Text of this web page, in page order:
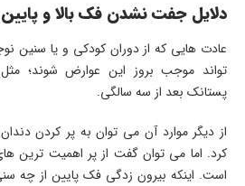
دلایل جفت نشدن فک بالا و پایین
عادت هایی که از دوران کودکی و یا سنین
تواند موجب بروز این عوارض شوند؛
پستانک بعد از سه سالگی.
از دیگر موارد آن می توان به پر کردن
کرد. اما می توان گفت از پر اهمیت ترین
است. اینکه بیرون زدگی فک پایین از چه